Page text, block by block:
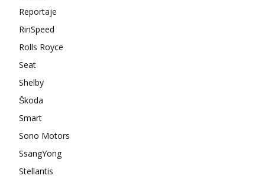
Reportaje
RinSpeed
Rolls Royce
Seat
Shelby
Škoda
Smart
Sono Motors
SsangYong
Stellantis